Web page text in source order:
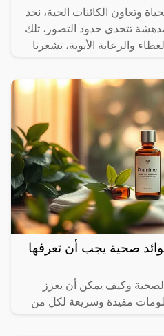
وتعاون الكائنات الحية، نجد
تتحدى حدود التصور، تلك
والرعاية الأبوية، تشعرنا
أفضل 5 فوائد صحية يجب أن تعرفها
وكيف يمكن أن يعزز
مفيدة وسريعة لكل من